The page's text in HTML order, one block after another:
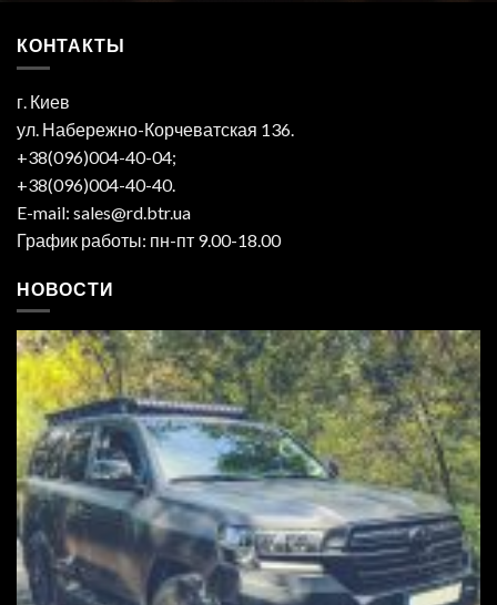
КОНТАКТЫ
г. Киев
ул. Набережно-Корчеватская 136.
+38(096)004-40-04;
+38(096)004-40-40.
E-mail: sales@rd.btr.ua
График работы: пн-пт 9.00-18.00
НОВОСТИ